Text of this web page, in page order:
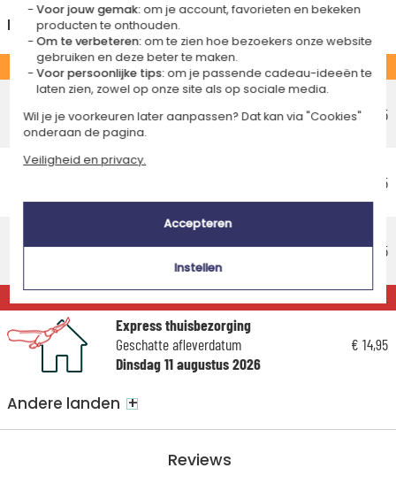
Reviews
Nederland
STANDAARD
Voordelig afhaalpunt
Geschatte afleverdatum
Vrijdag 14 augustus 2026
€ 5,25
Voordelig thuisbezorging
Maandag 17 augustus 2026
€ 5,95
Standaard thuisbezorging
Geschatte afleverdatum
Woensdag 12 augustus 2026
€ 8,95
Express thuisbezorging
Geschatte afleverdatum
Dinsdag 11 augustus 2026
€ 14,95
Andere landen +
Voor jouw gemak:om je account, favorieten en bekeken
producten te onthouden.
Om te verbeteren:om te zien hoe bezoekers onze website
gebruiken en deze beter te maken.
Voor persoonlijke tips:om je passende cadeau-ideeën te
laten zien, zowel op onze site als op sociale media.
Wil je je voorkeuren later aanpassen? Dat kan via "Cookies"
onderaan de pagina.
Veiligheid en privacy.
Accepteren
Instellen